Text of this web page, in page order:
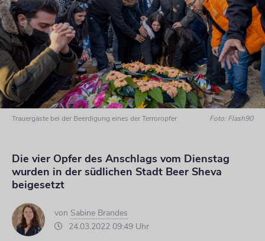
Trauergäste bei der Beerdigung eines der Terroropfer Foto: Flash90
Die vier Opfer des Anschlags vom Dienstag
wurden in der südlichen Stadt Beer Sheva
beigesetzt
von Sabine Brandes
24.03.2022 09:49 Uhr